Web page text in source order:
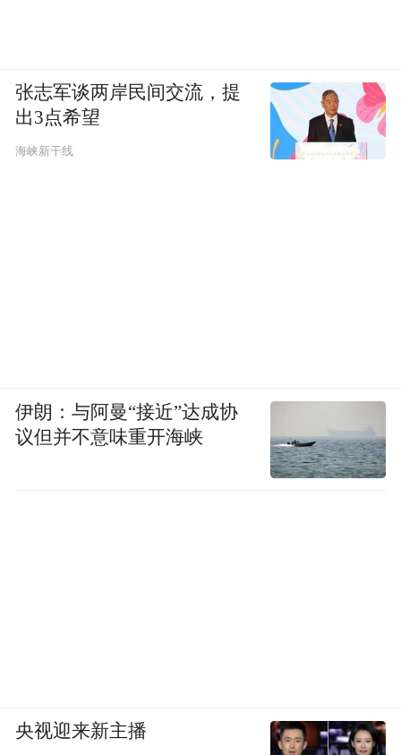
张志军谈两岸民间交流，提
出3点希望
海峡新干线
伊朗：与阿曼“接近”达成协
议但并不意味重开海峡
央视迎来新主播